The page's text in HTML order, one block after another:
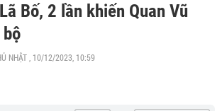
Bố, 2 lần khiến Quan Vũ
NHẬT , 10/12/2023, 10:59